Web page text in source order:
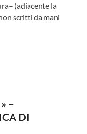
(adiacente la
scritti da mani
–
DI